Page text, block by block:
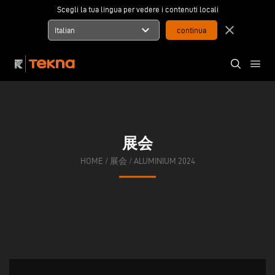
Scegli la tua lingua per vedere i contenuti locali
Italian expand_more close
展会
HOME / 展会 / ALUMINIUM 2024